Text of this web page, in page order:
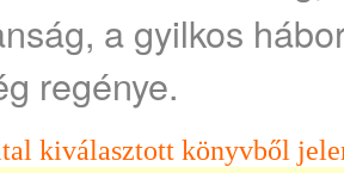
a gyilkos
regénye.
kiválasztott könyvből